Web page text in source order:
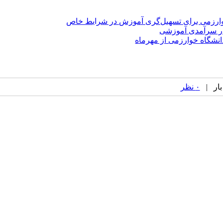
برای تسهیل‌گری آموزش در شرایط خاص
در سرآمدی آموزشی
خوارزمی از مهرماه
۰ نظر